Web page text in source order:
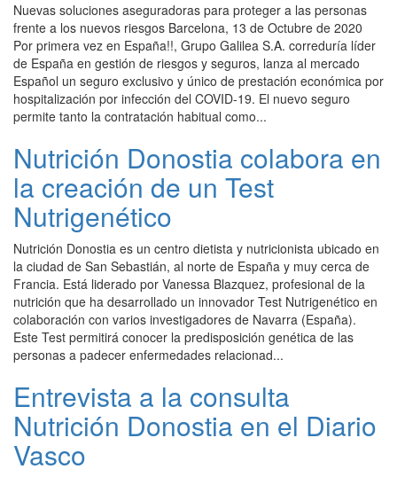
Nuevas soluciones aseguradoras para proteger a las personas
frente a los nuevos riesgos Barcelona, 13 de Octubre de 2020
Por primera vez en España!!, Grupo Galilea S.A. correduría líder
de España en gestión de riesgos y seguros, lanza al mercado
Español un seguro exclusivo y único de prestación económica por
hospitalización por infección del COVID-19. El nuevo seguro
permite tanto la contratación habitual como...
Nutrición Donostia colabora en
la creación de un Test
Nutrigenético
Nutrición Donostia es un centro dietista y nutricionista ubicado en
la ciudad de San Sebastián, al norte de España y muy cerca de
Francia. Está liderado por Vanessa Blazquez, profesional de la
nutrición que ha desarrollado un innovador Test Nutrigenético en
colaboración con varios investigadores de Navarra (España).
Este Test permitirá conocer la predisposición genética de las
personas a padecer enfermedades relacionad...
Entrevista a la consulta
Nutrición Donostia en el Diario
Vasco